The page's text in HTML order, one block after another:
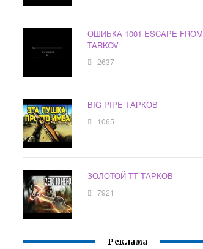
ОШИБКА 1001 ESCAPE FROM
TARKOV
2637
BIG PIPE ТАРКОВ
1065
ЗОЛОТОЙ ТТ ТАРКОВ
7921
Реклама